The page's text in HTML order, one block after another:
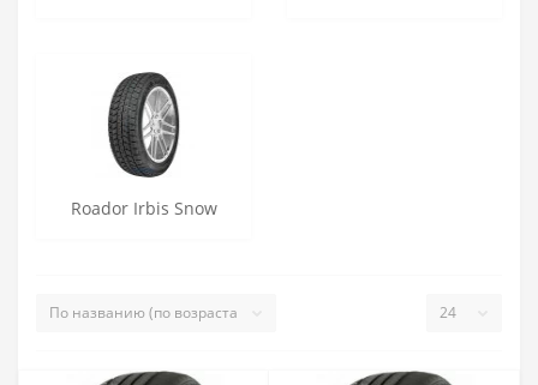
Roador Irbis Snow